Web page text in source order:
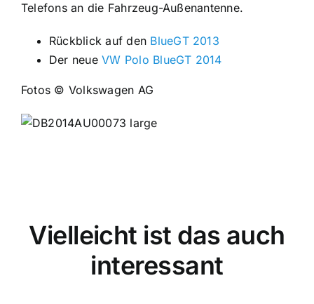
Telefons an die Fahrzeug-Außenantenne.
Rückblick auf den BlueGT 2013
Der neueVW Polo BlueGT 2014
Fotos © Volkswagen AG
Vielleicht ist das auch
interessant